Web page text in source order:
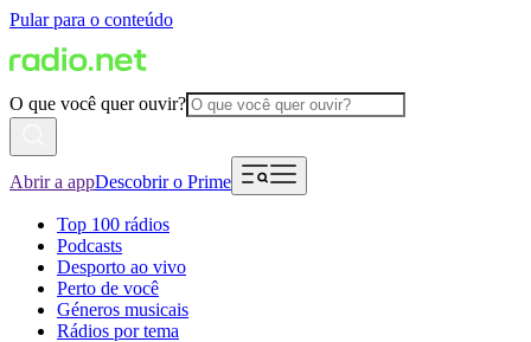
Pular para o conteúdo
O que você quer ouvir?
Abrir a appDescobrir o Prime
Top 100 rádios
Podcasts
Desporto ao vivo
Perto de você
Géneros musicais
Rádios por tema